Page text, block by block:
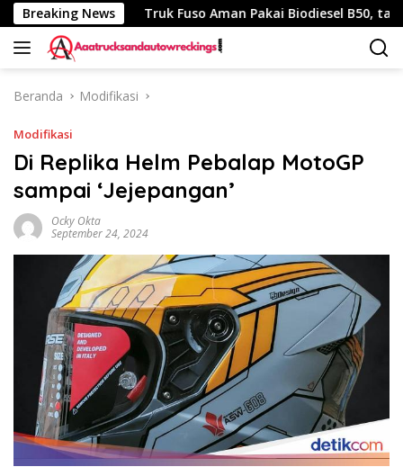
Langsung
ke
konten
Breaking News
Km Truk Fuso Aman Pakai Biodiesel B50, tapi Ada
Beranda Modifikasi
Modifikasi
Di Replika Helm Pebalap MotoGP
sampai ‘Jejepangan’
Ocky Okta
September 24, 2024